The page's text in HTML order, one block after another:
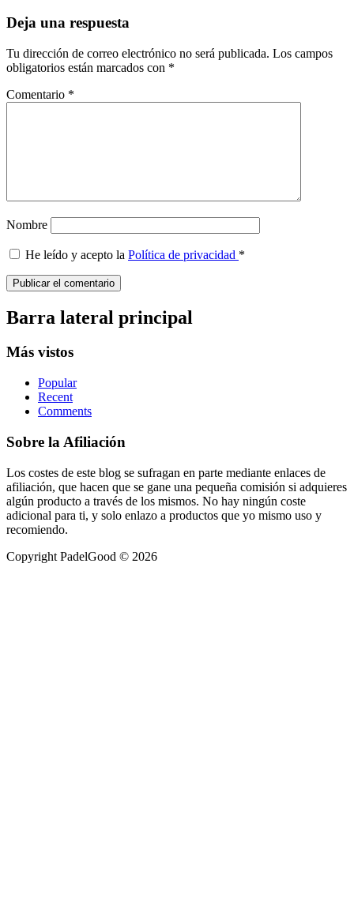
Deja una respuesta
Tu dirección de correo electrónico no será publicada. Los campos
obligatorios están marcados con *
Comentario *
Nombre
He leído y acepto la Política de privacidad *
Barra lateral principal
Más vistos
Popular
Recent
Comments
Sobre la Afiliación
Los costes de este blog se sufragan en parte mediante enlaces de
afiliación, que hacen que se gane una pequeña comisión si adquieres
algún producto a través de los mismos. No hay ningún coste
adicional para ti, y solo enlazo a productos que yo mismo uso y
recomiendo.
Copyright PadelGood © 2026